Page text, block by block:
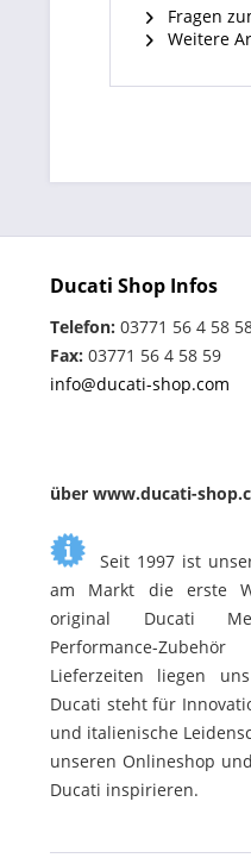
Fragen
Weitere
Ducati Shop Infos
Telefon: 03771 56 4 58
Fax: 03771 56 4 58 59
info@ducati-shop.com
über www.ducati-
Seit 1997 ist
am Markt die erste
original Ducati
Performance-
Lieferzeiten liegen
Ducati steht für
und italienische
unseren Onlineshop
Ducati inspirieren.